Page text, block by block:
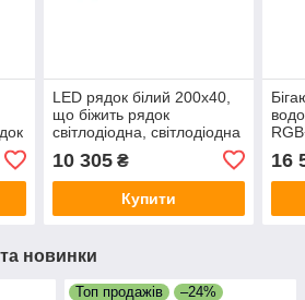
LED рядок білий 200x40,
що біжить рядок
світлодіодна, світлодіодна
10 305₴
Купити
16
та новинки
Топ продажів –24%